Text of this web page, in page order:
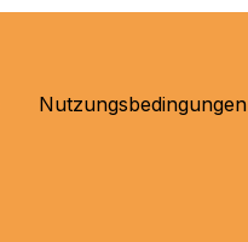
Nutzungsbedingungen